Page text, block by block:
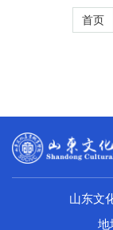
首页
山东文
地